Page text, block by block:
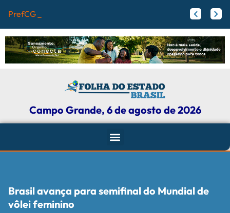
PrefCG e Fecomércio
Campo Grande, 6 de agosto de 2026
Brasil avança para semifinal do Mundial de
vôlei feminino